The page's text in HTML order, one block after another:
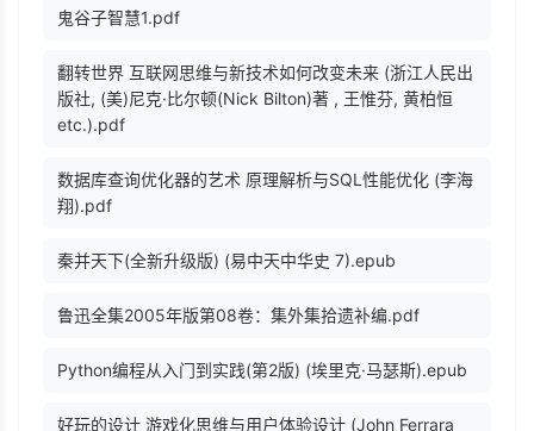
鬼谷子智慧1.pdf
翻转世界 互联网思维与新技术如何改变未来 (浙江人民出
版社, (美)尼克·比尔顿(Nick Bilton)著 , 王惟芬, 黄柏恒
etc.).pdf
数据库查询优化器的艺术 原理解析与SQL性能优化 (李海
翔).pdf
秦并天下(全新升级版) (易中天中华史 7).epub
鲁迅全集2005年版第08卷：集外集拾遗补编.pdf
Python编程从入门到实践(第2版) (埃里克·马瑟斯).epub
好玩的设计 游戏化思维与用户体验设计 (John Ferrara